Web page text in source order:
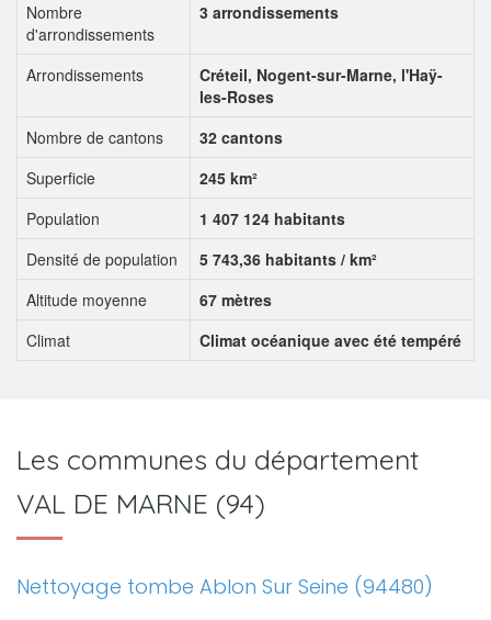
Nombre
d'arrondissements
3 arrondissements
Arrondissements
Créteil, Nogent-sur-Marne, l'Haÿ-
les-Roses
Nombre de cantons
32 cantons
Superficie
245 km²
Population
1 407 124 habitants
Densité de population
5 743,36 habitants / km²
Altitude moyenne
67 mètres
Climat
Climat océanique avec été tempéré
Les communes du département
VAL DE MARNE (94)
Nettoyage tombe Ablon Sur Seine (94480)